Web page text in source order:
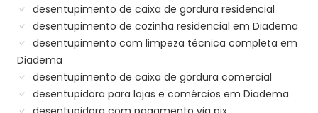
desentupimento de caixa de gordura residencial
desentupimento de cozinha residencial em Diadema
desentupimento com limpeza técnica completa em
Diadema
desentupimento de caixa de gordura comercial
desentupidora para lojas e comércios em Diadema